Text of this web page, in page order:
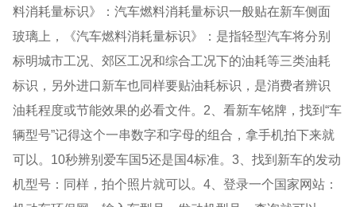
料消耗量标识》：汽车燃料消耗量标识一般贴在新车侧面
玻璃上，《汽车燃料消耗量标识》：是指轻型汽车将分别
标明城市工况、郊区工况和综合工况下的油耗等三类油耗
标识，另外进口新车也同样要贴油耗标识，是消费者辨识
油耗程度或节能效果的必看文件。2、看新车铭牌，找到“车
辆型号”记得这个一串数字和字母的组合，拿手机拍下来就
可以。10秒辨别爱车国5还是国4标准。3、找到新车的发动
机型号：同样，拍个照片就可以。4、登录一个国家网站：